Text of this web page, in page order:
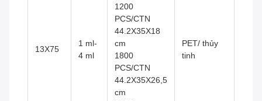
13X75
1 ml-
4 ml
1200
PCS/CTN
44.2X35X18
cm
1800
PCS/CTN
44.2X35X26,5
cm
PET/ thủy
tinh